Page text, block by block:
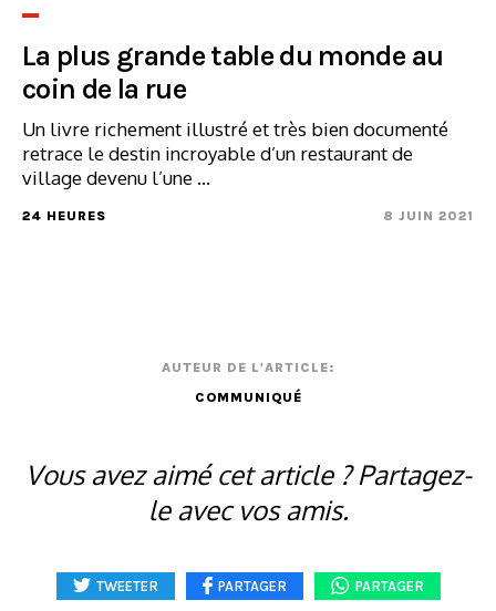
La plus grande table du monde au
coin de la rue
Un livre richement illustré et très bien documenté
retrace le destin incroyable d’un restaurant de
village devenu l’une ...
24 HEURES 8 JUIN 2021
AUTEUR DE L'ARTICLE:
COMMUNIQUÉ
Vous avez aimé cet article ? Partagez-
le avec vos amis.
TWEETER PARTAGER PARTAGER